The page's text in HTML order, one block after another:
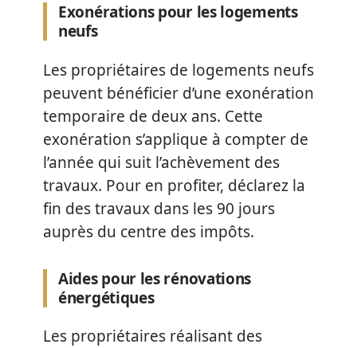
Exonérations pour les logements
neufs
Les propriétaires de logements neufs
peuvent bénéficier d’une exonération
temporaire de deux ans. Cette
exonération s’applique à compter de
l’année qui suit l’achèvement des
travaux. Pour en profiter, déclarez la
fin des travaux dans les 90 jours
auprès du centre des impôts.
Aides pour les rénovations
énergétiques
Les propriétaires réalisant des